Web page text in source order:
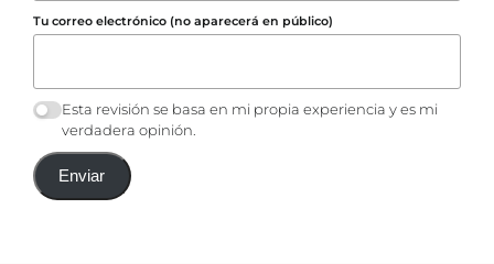
Tu correo electrónico (no aparecerá en público)
Esta revisión se basa en mi propia experiencia y es mi
verdadera opinión.
Enviar